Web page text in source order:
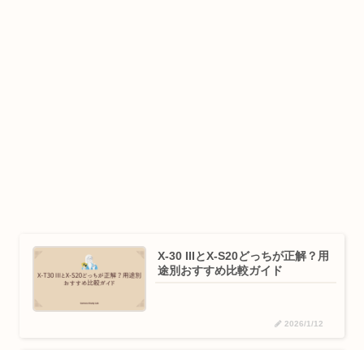
X-30 IIIとX-S20どっちが正解？用
途別おすすめ比較ガイド
2026/1/12